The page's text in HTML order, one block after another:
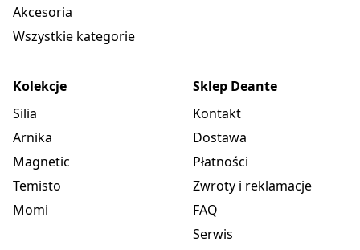
Akcesoria
Wszystkie kategorie
Kolekcje
Silia
Arnika
Magnetic
Temisto
Momi
Sklep Deante
Kontakt
Dostawa
Płatności
Zwroty i reklamacje
FAQ
Serwis